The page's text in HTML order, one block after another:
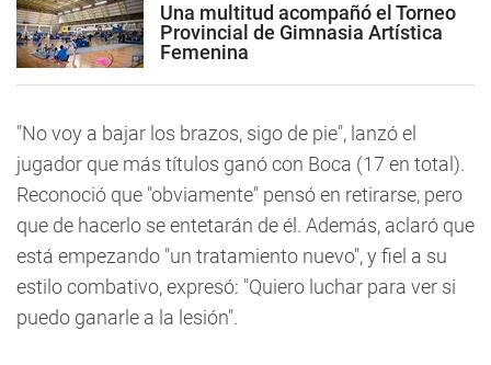
Una multitud acompañó el Torneo
Provincial de Gimnasia Artística
Femenina
"No voy a bajar los brazos, sigo de pie", lanzó el
jugador que más títulos ganó con Boca (17 en total).
Reconoció que "obviamente" pensó en retirarse, pero
que de hacerlo se entetarán de él. Además, aclaró que
está empezando "un tratamiento nuevo", y fiel a su
estilo combativo, expresó: "Quiero luchar para ver si
puedo ganarle a la lesión".